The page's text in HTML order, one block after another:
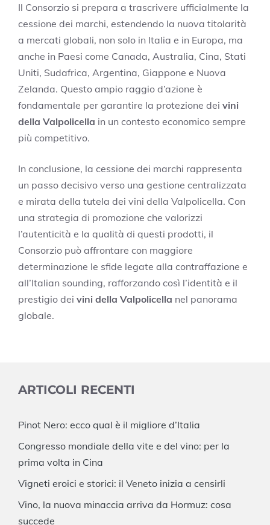
Il Consorzio si prepara a trascrivere ufficialmente la
cessione dei marchi, estendendo la nuova titolarità
a mercati globali, non solo in Italia e in Europa, ma
anche in Paesi come Canada, Australia, Cina, Stati
Uniti, Sudafrica, Argentina, Giappone e Nuova
Zelanda. Questo ampio raggio d’azione è
fondamentale per garantire la protezione dei vini
della Valpolicella in un contesto economico sempre
più competitivo.
In conclusione, la cessione dei marchi rappresenta
un passo decisivo verso una gestione centralizzata
e mirata della tutela dei vini della Valpolicella. Con
una strategia di promozione che valorizzi
l’autenticità e la qualità di questi prodotti, il
Consorzio può affrontare con maggiore
determinazione le sfide legate alla contraffazione e
all’Italian sounding, rafforzando così l’identità e il
prestigio dei vini della Valpolicella nel panorama
globale.
ARTICOLI RECENTI
Pinot Nero: ecco qual è il migliore d’Italia
Congresso mondiale della vite e del vino: per la
prima volta in Cina
Vigneti eroici e storici: il Veneto inizia a censirli
Vino, la nuova minaccia arriva da Hormuz: cosa
succede